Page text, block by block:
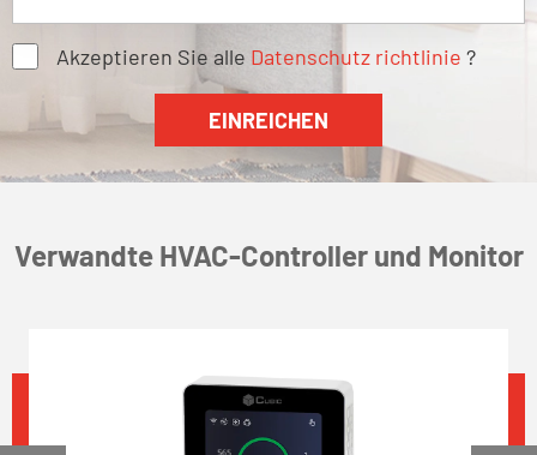
Akzeptieren Sie alle Datenschutz richtlinie ?
Verwandte HVAC-Controller und Monitor